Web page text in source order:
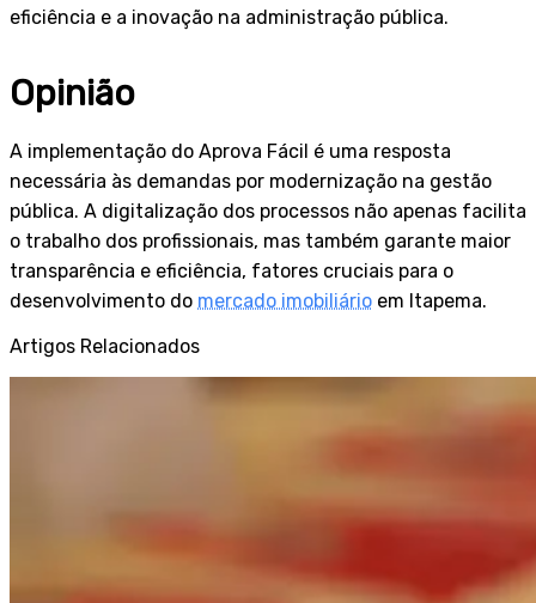
eficiência e a inovação na administração pública.
Opinião
A implementação do Aprova Fácil é uma resposta
necessária às demandas por modernização na gestão
pública. A digitalização dos processos não apenas facilita
o trabalho dos profissionais, mas também garante maior
transparência e eficiência, fatores cruciais para o
desenvolvimento do mercado imobiliário em Itapema.
Artigos Relacionados